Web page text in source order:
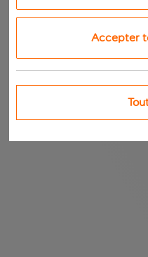
Accepter